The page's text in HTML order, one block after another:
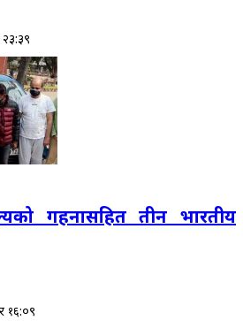
२३:३९
गहनासहित तीन भारतीय
१६:०९